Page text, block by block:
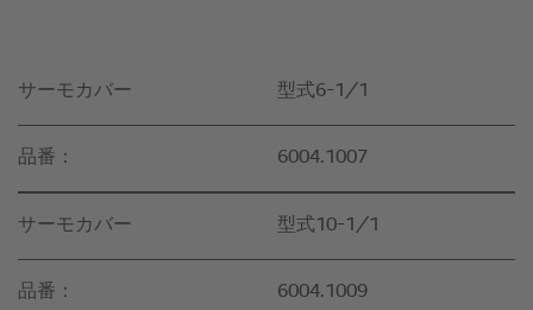
サーモカバー 型式6-1/1
品番： 6004.1007
サーモカバー 型式10-1/1
品番： 6004.1009